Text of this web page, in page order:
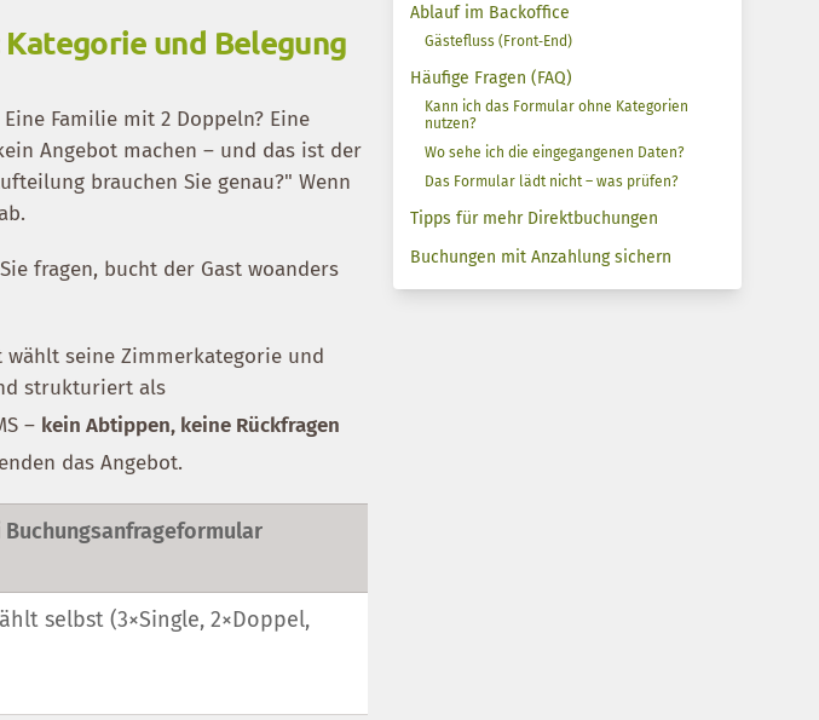
Ablauf im Backoffice
Gästefluss (Front‑End)
Häufige Fragen (FAQ)
Kann ich das Formular ohne Kategorien
nutzen?
Wo sehe ich die eingegangenen Daten?
Das Formular lädt nicht – was prüfen?
Tipps für mehr Direktbuchungen
Buchungen mit Anzahlung sichern
und Belegung
Familie mit 2 Doppeln? Eine
Angebot machen – und das ist der
brauchen Sie genau?" Wenn
fragen, bucht der Gast woanders
seine Zimmerkategorie und
strukturiert als
– kein Abtippen, keine Rückfragen
das Angebot.
Buchungsanfrageformular
selbst (3×Single, 2×Doppel,